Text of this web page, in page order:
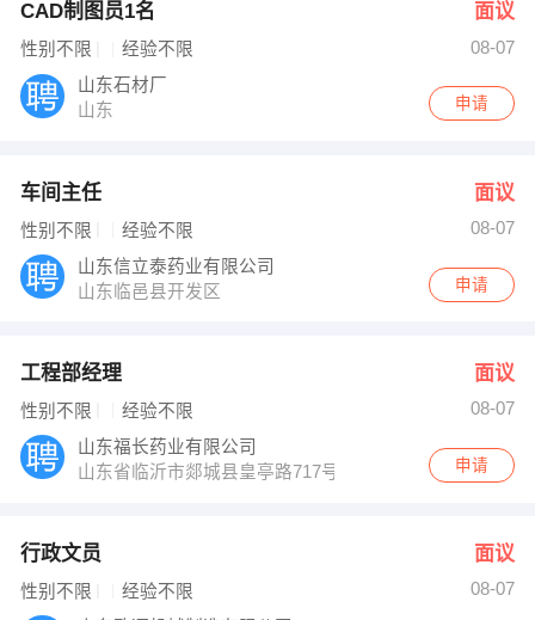
CAD制图员1名 面议
性别不限 经验不限
08-07
山东石材厂
山东
申请
车间主任 面议
性别不限 经验不限
08-07
山东信立泰药业有限公司
山东临邑县开发区
申请
工程部经理 面议
性别不限 经验不限
08-07
山东福长药业有限公司
山东省临沂市郯城县皇亭路717号
申请
行政文员 面议
性别不限 经验不限
08-07